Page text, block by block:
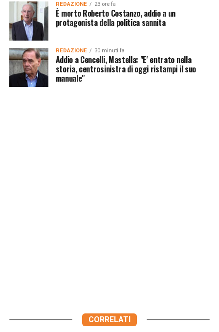
REDAZIONE 23 ore fa
È morto Roberto Costanzo, addio a un
protagonista della politica sannita
REDAZIONE 30 minuti fa
Addio a Cencelli, Mastella: "E' entrato nella
storia, centrosinistra di oggi ristampi il suo
manuale"
CORRELATI